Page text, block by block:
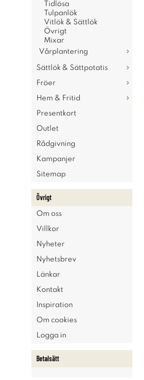
Tidlösa
Tulpanlök
Vitlök & Sättlök
Övrigt
Mixar
Vårplantering
Sättlök & Sättpotatis
Fröer
Hem & Fritid
Presentkort
Outlet
Rådgivning
Kampanjer
Sitemap
Övrigt
Om oss
Villkor
Nyheter
Nyhetsbrev
Länkar
Kontakt
Inspiration
Om cookies
Logga in
Betalsätt